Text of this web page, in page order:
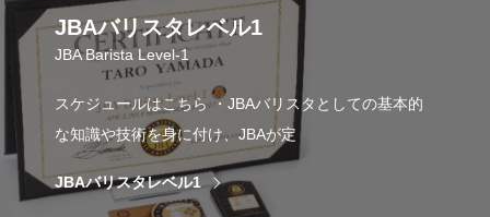
JBAバリスタレベル1
JBA Barista Level-1
スケジュールはこちら ・JBAバリスタとしての基本的
な知識や技術を身に付け、JBAが定
JBAバリスタレベル1